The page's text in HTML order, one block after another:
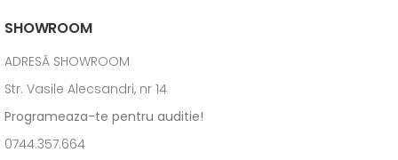
SHOWROOM
ADRESĂ SHOWROOM
Str. Vasile Alecsandri, nr 14
Programeaza-te pentru auditie!
0744.357.664